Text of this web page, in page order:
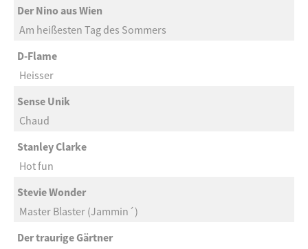
Der Nino aus Wien
Am heißesten Tag des Sommers
D-Flame
Heisser
Sense Unik
Chaud
Stanley Clarke
Hot fun
Stevie Wonder
Master Blaster (Jammin´)
Der traurige Gärtner